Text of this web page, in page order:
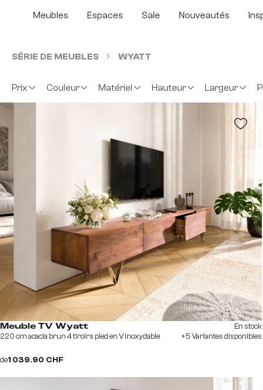
au contenu principal
Passer à la recherche
Passer à la navigation principale
Meubles Espaces Sale Nouveautés
SÉRIE DE MEUBLES WYATT
Prix Couleur Matériel Hauteur Largeur
Meuble TV Wyatt
220 cm acacia brun 4 tiroirs pied en V inoxydable
de1 039.90 CHF
En stock
+5 Variantes disponibles